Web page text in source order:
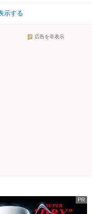
示する
広告を非表示
PR